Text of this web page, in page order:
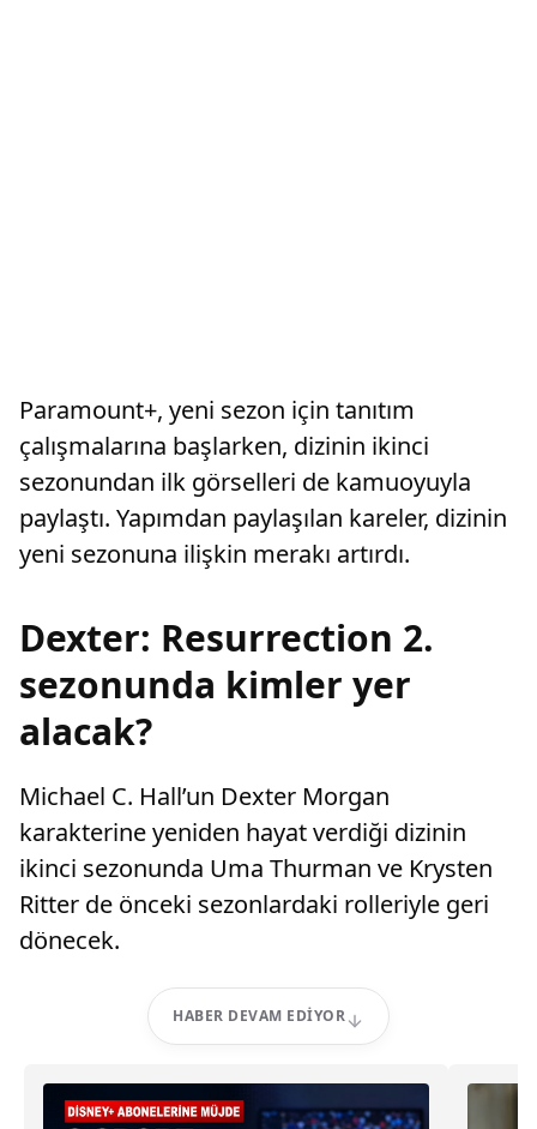
Paramount+, yeni sezon için tanıtım
çalışmalarına başlarken, dizinin ikinci
sezonundan ilk görselleri de kamuoyuyla
paylaştı. Yapımdan paylaşılan kareler, dizinin
yeni sezonuna ilişkin merakı artırdı.
Dexter: Resurrection 2.
sezonunda kimler yer
alacak?
Michael C. Hall’un Dexter Morgan
karakterine yeniden hayat verdiği dizinin
ikinci sezonunda Uma Thurman ve Krysten
Ritter de önceki sezonlardaki rolleriyle geri
dönecek.
HABER DEVAM EDIYOR